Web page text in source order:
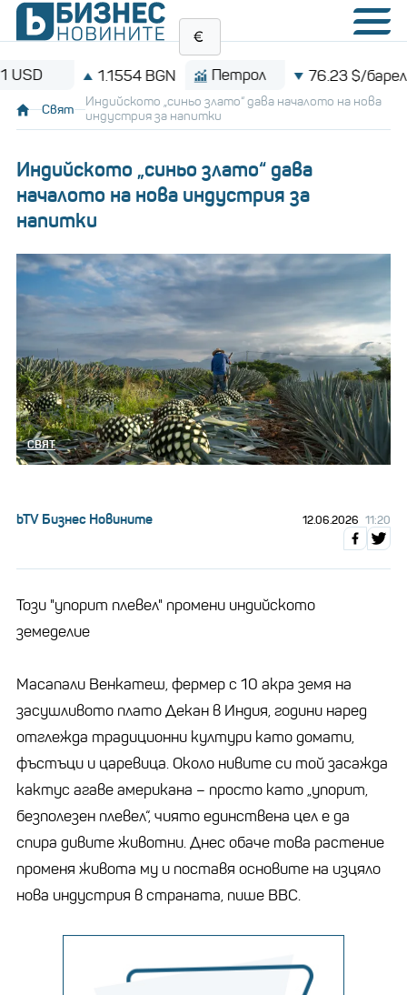
1.1554 BGN Петрол 76.23 $/барел
Свят
Индийското „синьо злато“ дава началото на нова
индустрия за напитки
Индийското „синьо злато“ дава
началото на нова индустрия за
напитки
СВЯТ
bTV Бизнес Новините 12.06.2026 11:20
Този "упорит плевел" промени индийското
земеделие
Масапали Венкатеш, фермер с 10 акра земя на
засушливото плато Декан в Индия, години наред
отглежда традиционни култури като домати,
фъстъци и царевица. Около нивите си той засажда
кактус агаве американа – просто като „упорит,
безполезен плевел“, чиято единствена цел е да
спира дивите животни. Днес обаче това растение
променя живота му и поставя основите на изцяло
нова индустрия в страната, пише BBC.